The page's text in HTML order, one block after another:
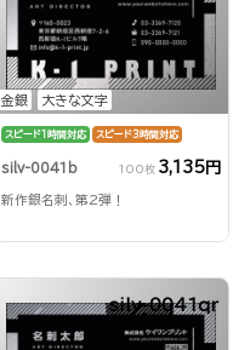
金銀 大きな文字
スピード1時間対応 スピード3時間対応
silv-0041b 100枚 3,135円
新作銀名刺、第2弾！
silv-0041qr